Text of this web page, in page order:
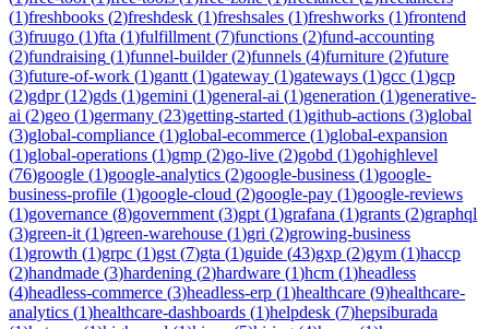
(1)freshbooks (2)freshdesk (1)freshsales (1)freshworks (1)frontend
(3)fruugo (1)fta (1)fulfillment (7)functions (2)fund-accounting
(2)fundraising (1)funnel-builder(2)funnels (4)furniture (2)future
(3)future-of-work (1)gantt (1)gateway (1)gateways (1)gcc (1)gcp
(2)gdpr(12)gds (1)gemini (1)general-ai (1)generation (1)generative-
ai (2)geo (1)germany (23)getting-started (1)github-actions (3)global
(3)global-compliance (1)global-ecommerce (1)global-expansion
(1)global-operations (1)gmp (2)go-live (2)gobd (1)gohighlevel
(76)google (1)google-analytics (2)google-business (1)google-
business-profile (1)google-cloud (2)google-pay (1)google-reviews
(1)governance (8)government (3)gpt (1)grafana (1)grants (2)graphql
(3)green-it (1)green-warehouse (1)gri (2)growing-business
(1)growth (1)grpc (1)gst (7)gta (1)guide (43)gxp (2)gym (1)haccp
(2)handmade (3)hardening (2)hardware (1)hcm (1)headless
(4)headless-commerce (3)headless-erp (1)healthcare (9)healthcare-
analytics (1)healthcare-dashboards (1)helpdesk (7)hepsiburada